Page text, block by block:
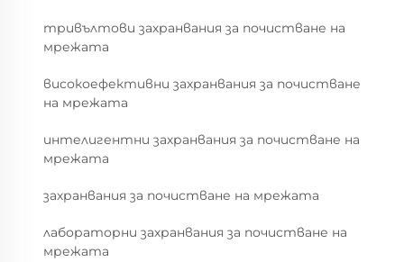
тривълтови захранвания за почистване на
мрежата
високоефективни захранвания за почистване
на мрежата
интелигентни захранвания за почистване на
мрежата
захранвания за почистване на мрежата
лабораторни захранвания за почистване на
мрежата